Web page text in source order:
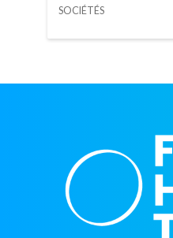
SOCIÉTÉS